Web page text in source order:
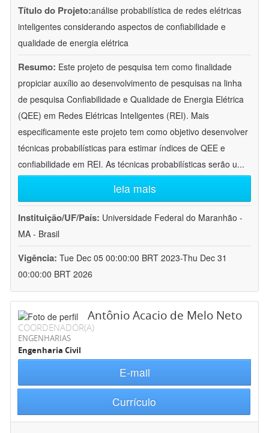
Título do Projeto:análise probabilística de redes elétricas
inteligentes considerando aspectos de confiabilidade e
qualidade de energia elétrica
Resumo: Este projeto de pesquisa tem como finalidade
propiciar auxílio ao desenvolvimento de pesquisas na linha
de pesquisa Confiabilidade e Qualidade de Energia Elétrica
(QEE) em Redes Elétricas Inteligentes (REI). Mais
especificamente este projeto tem como objetivo desenvolver
técnicas probabilísticas para estimar índices de QEE e
confiabilidade em REI. As técnicas probabilísticas serão u...
leia mais
Instituição/UF/País: Universidade Federal do Maranhão -
MA - Brasil
Vigência: Tue Dec 05 00:00:00 BRT 2023-Thu Dec 31
00:00:00 BRT 2026
Antônio Acacio de Melo Neto
COORDENADOR(A)
ENGENHARIAS
Engenharia Civil
E-mail
Currículo